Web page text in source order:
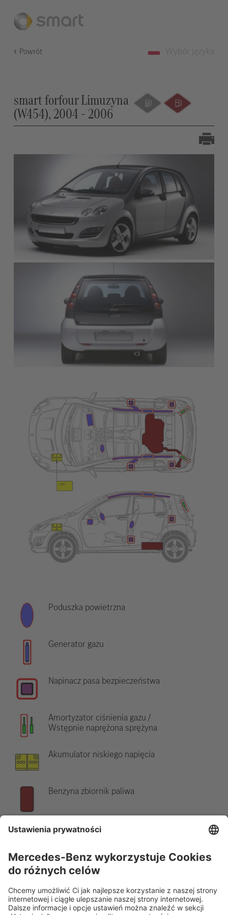
Powrót
smart forfour Limuzyna
(W454), 2004 - 2006
Poduszka powietrzna
Generator gazu
Napinacz pasa bezpieczeństwa
Amortyzator ciśnienia gazu /
Wstępnie naprężona sprężyna
Akumulator niskiego napięcia
Benzyna zbiornik paliwa
Wskazówka:Więcej informacji znajduje się w naszych